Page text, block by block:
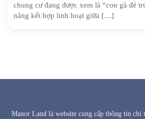
chung cư đang được xem là “con gà đẻ
năng kết hợp linh hoạt giữa […]
Manor Land là website cung cấp thông tin chi